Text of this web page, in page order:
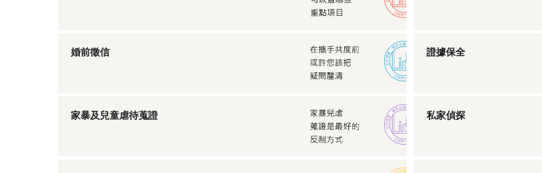
婚前徵信 證據保全
家暴及兒童虐待蒐證 私家偵探